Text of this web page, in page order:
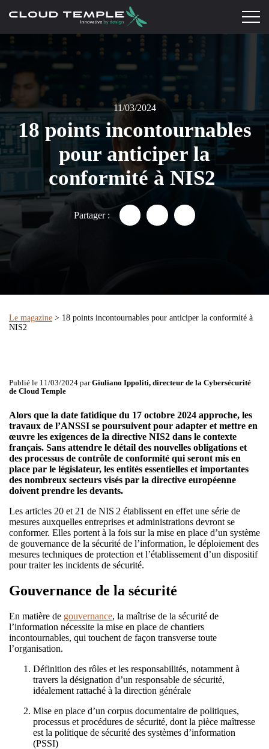
11/03/2024
18 points incontournables
pour anticiper la
conformité à NIS2
Partager : Partager "18 points
Partager "18 points
Partager "18
Le magazine > 18 points incontournables pour anticiper la conformité à
NIS2
Publié le 11/03/2024 parGiuliano Ippoliti, directeur de la Cybersécurité
de Cloud Temple
Alors que la date fatidique du 17 octobre 2024 approche, les
travaux de l’ANSSI se poursuivent pour adapter et mettre en
œuvre les exigences de la directive NIS2 dans le contexte
français. Sans attendre le détail des nouvelles obligations et
des processus de contrôle de conformité qui seront mis en
place par le législateur, les entités essentielles et importantes
des nombreux secteurs visés par la directive européenne
doivent prendre les devants.
Les articles 20 et 21 de NIS 2 établissent en effet une série de
mesures auxquelles entreprises et administrations devront se
conformer. Elles portent à la fois sur la mise en place d’un système
de gouvernance de la sécurité de l’information, le déploiement des
mesures techniques de protection et l’établissement d’un dispositif
pour traiter les incidents de sécurité.
Gouvernance de la sécurité
En matière de gouvernance, la maîtrise de la sécurité de
l’information nécessite la mise en place de chantiers
incontournables, qui touchent de façon transverse toute
l’organisation.
Définition des rôles et les responsabilités, notamment à
travers la désignation d’un responsable de sécurité,
idéalement rattaché à la direction générale
Mise en place d’un corpus documentaire de politiques,
processus et procédures de sécurité, dont la pièce maîtresse
est la politique de sécurité des systèmes d’information
(PSSI)